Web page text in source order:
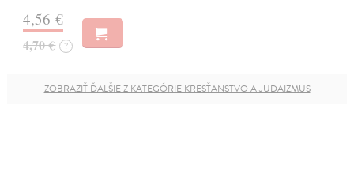
4,56 €
4,70 € ?
ZOBRAZIŤ ĎALŠIE Z KATEGÓRIE KRESŤANSTVO A JUDAIZMUS